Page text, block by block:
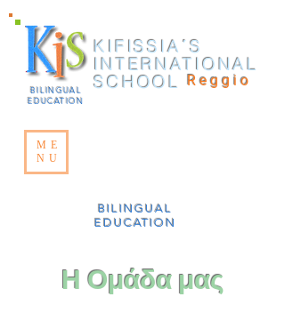
KIFISSIA΄S
INTERNATIONAL
SCHOOL Reggio
BILINGUAL
EDUCATION
BILINGUAL
EDUCATION
ME
NU
Η Ομάδα μας